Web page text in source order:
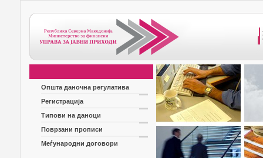
Општа даночна регулатива
Регистрација
Типови на даноци
Поврзани прописи
Меѓународни договори